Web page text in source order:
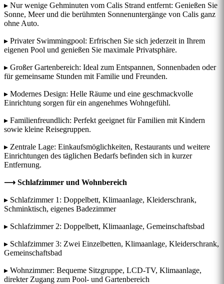
▸ Nur wenige Gehminuten vom Calis Strand entfernt: Genießen Sie
Sonne, Meer und die berühmten Sonnenuntergänge von Calis ganz
ohne Auto.
▸ Privater Swimmingpool: Erfrischen Sie sich jederzeit in Ihrem
eigenen Pool und genießen Sie maximale Privatsphäre.
▸ Großer Gartenbereich: Ideal zum Entspannen, Sonnenbaden oder
für gemeinsame Stunden mit Familie und Freunden.
▸ Modernes Design: Helle Räume und eine geschmackvolle
Einrichtung sorgen für ein angenehmes Wohngefühl.
▸ Familienfreundlich: Perfekt geeignet für Familien mit Kindern
sowie kleine Reisegruppen.
▸ Zentrale Lage: Einkaufsmöglichkeiten, Restaurants und weitere
Einrichtungen des täglichen Bedarfs befinden sich in kurzer
Entfernung.
⟶ Schlafzimmer und Wohnbereich
▸ Schlafzimmer 1: Doppelbett, Klimaanlage, Kleiderschrank,
Schminktisch, eigenes Badezimmer
▸ Schlafzimmer 2: Doppelbett, Klimaanlage, Gemeinschaftsbad
▸ Schlafzimmer 3: Zwei Einzelbetten, Klimaanlage, Kleiderschrank,
Gemeinschaftsbad
▸ Wohnzimmer: Bequeme Sitzgruppe, LCD-TV, Klimaanlage,
direkter Zugang zum Pool- und Gartenbereich